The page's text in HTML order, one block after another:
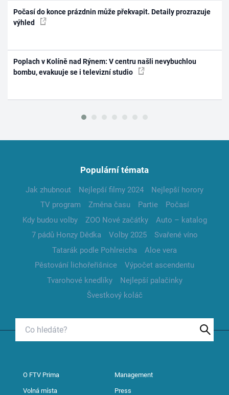
Počasí do konce prázdnin může překvapit. Detaily prozrazuje
výhled
Poplach v Kolíně nad Rýnem: V centru našli nevybuchlou
bombu, evakuuje se i televizní studio
Populární témata
Jak zhubnout Nejlepší filmy 2024
Nejlepší horory
TV program
Změna času Partie
Počasí
Kdy budou volby
ZOO Nové začátky
Auto – katalog
7 pádů Honzy Dědka
Volby 2025
Svařené víno
Tatarák podle Pohlreicha
Aloe vera
Pěstování lichořeřišnice
Výpočet ascendentu
Tvarohové knedlíky
Nejlepší palačinky
Švestkový koláč
O FTV Prima Management
Volná místa Press